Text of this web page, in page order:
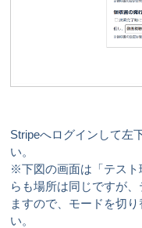
Stripeへログインして左
い。
※下図の画面は「テスト
らも場所は同じですが
ますので、モードを切
い。